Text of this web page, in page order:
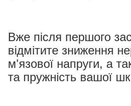
Вже після першого
відмітите зниження
м'язової напруги, а
та пружність вашої